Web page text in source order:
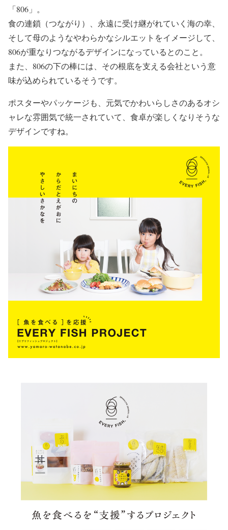
「806」。
食の連鎖（つながり）、永遠に受け継がれていく海の幸、
そして母のようなやわらかなシルエットをイメージして、
806が重なりつながるデザインになっているとのこと。
また、806の下の棒には、その根底を支える会社という意
味が込められているそうです。
ポスターやパッケージも、元気でかわいらしさのあるオシ
ャレな雰囲気で統一されていて、食卓が楽しくなりそうな
デザインですね。